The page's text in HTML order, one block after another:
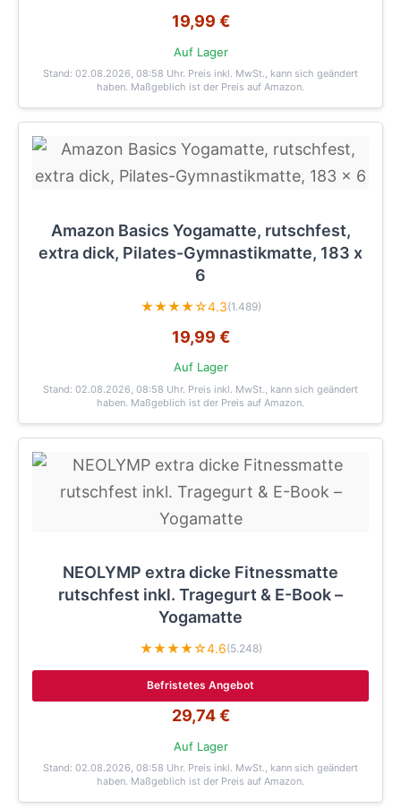
19,99 €
Auf Lager
Stand: 02.08.2026, 08:58 Uhr. Preis inkl. MwSt., kann sich geändert
haben. Maßgeblich ist der Preis auf Amazon.
Amazon Basics Yogamatte, rutschfest,
extra dick, Pilates-Gymnastikmatte, 183 x
6
★★★★☆4.3(1.489)
19,99 €
Auf Lager
Stand: 02.08.2026, 08:58 Uhr. Preis inkl. MwSt., kann sich geändert
haben. Maßgeblich ist der Preis auf Amazon.
NEOLYMP extra dicke Fitnessmatte
rutschfest inkl. Tragegurt & E-Book –
Yogamatte
★★★★☆4.6(5.248)
Befristetes Angebot
29,74 €
Auf Lager
Stand: 02.08.2026, 08:58 Uhr. Preis inkl. MwSt., kann sich geändert
haben. Maßgeblich ist der Preis auf Amazon.